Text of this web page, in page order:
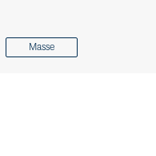
Masse